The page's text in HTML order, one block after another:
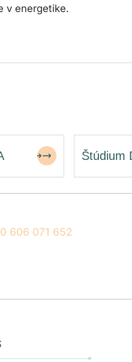
v energetike.
Štúdium
606 071 652